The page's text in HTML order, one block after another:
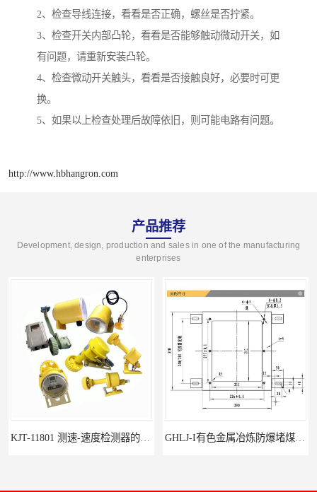
2、检查导线连接，看看是否正确，螺丝是否拧紧。
3、检查开关内部凸轮，看看是否能够触动微动开关，如
有问题，请重新安装凸轮。
4、检查微动开关触头，看看是否接触良好，必要时可更
换。
5、如果以上检查处理后故障依旧，则可能电路有问题。
http://www.hbhangron.com
产品推荐
Development, design, production and sales in one of the manufacturing
enterprises